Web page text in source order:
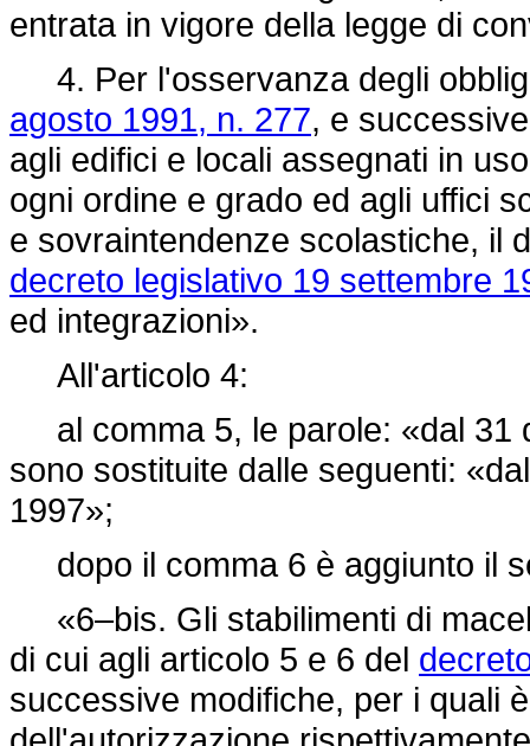
entrata in vigore della legge di
4. Per l'osservanza degli
agosto 1991, n. 277, e
agli edifici e locali assegnati in
ogni ordine e grado ed agli uffici
e sovraintendenze scolastiche, il
decreto legislativo 19 settembre
ed integrazioni».
All'articolo 4:
al comma 5, le parole: «dal 31
sono sostituite dalle seguenti:
1997»;
dopo il comma 6 è aggiunto il
«6–bis. Gli stabilimenti di
di cui agli articolo 5 e 6 del
successive modifiche, per i quali